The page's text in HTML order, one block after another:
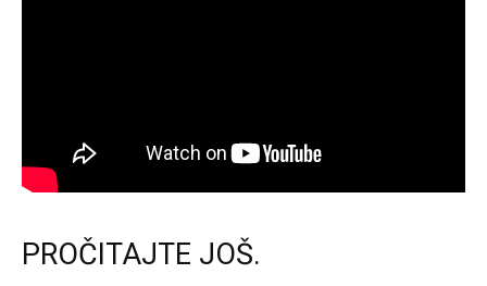
PROČITAJTE JOŠ.